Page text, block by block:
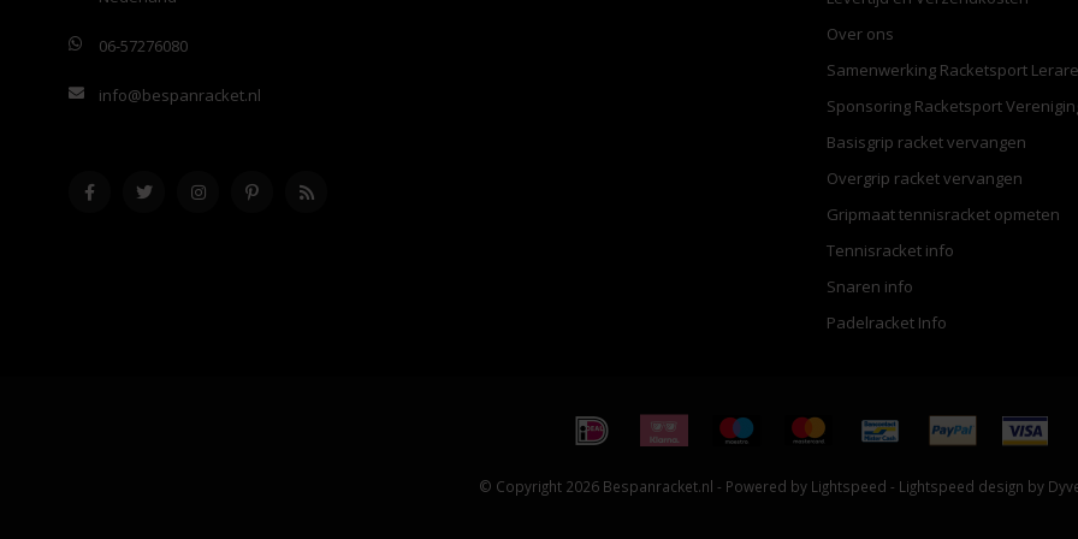
06-57276080
info@bespanracket.nl
Over ons
Samenwerking Racketsport
Sponsoring Racketsport
Basisgrip racket vervangen
Overgrip racket vervangen
Gripmaat tennisracket opmeten
Tennisracket info
Snaren info
Padelracket Info
© Copyright 2026 Bespanracket.nl - Powered by Lightspeed - Lightspeed design by